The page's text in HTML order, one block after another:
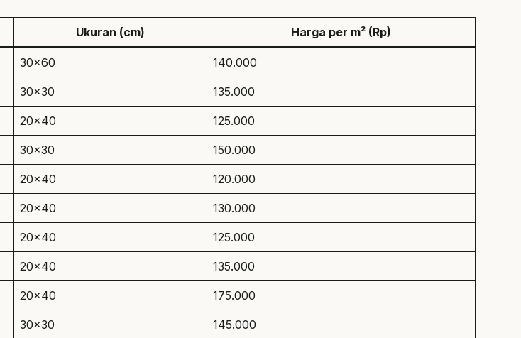
Ukuran (cm) Harga per m² (Rp)
30×60 140.000
30×30 135.000
20×40 125.000
30×30 150.000
20×40 120.000
20×40 130.000
20×40 125.000
20×40 135.000
20×40 175.000
30×30 145.000